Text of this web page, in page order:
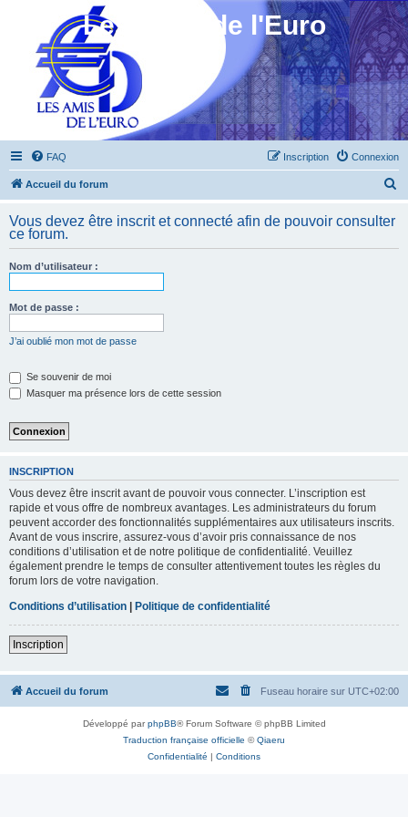
Les Amis de l'Euro
FAQ Connexion
Inscription
Accueil du forum
h
Vous devez être inscrit et connecté afin de pouvoir consulter
ce forum.
Nom d’utilisateur :
Mot de passe :
J’ai oublié mon mot de passe
Se souvenir de moi
Masquer ma présence lors de cette session
INSCRIPTION
Vous devez être inscrit avant de pouvoir vous connecter. L’inscription est
rapide et vous offre de nombreux avantages. Les administrateurs du forum
peuvent accorder des fonctionnalités supplémentaires aux utilisateurs inscrits.
Avant de vous inscrire, assurez-vous d’avoir pris connaissance de nos
conditions d’utilisation et de notre politique de confidentialité. Veuillez
également prendre le temps de consulter attentivement toutes les règles du
forum lors de votre navigation.
Conditions d’utilisation | Politique de confidentialité
Inscription
Accueil du forum Fuseau horaire sur UTC+02:00
Développé parphpBB® Forum Software © phpBB Limited
Traduction française officielle ©Qiaeru
Confidentialité | Conditions